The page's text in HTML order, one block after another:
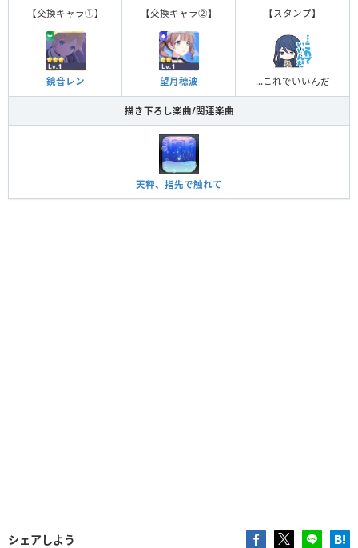
【交換キャラ①】
鏡音レン
【交換キャラ②】
望月穂波
【スタンプ】
…これでいいんだ
描き下ろし楽曲/関連楽曲
天秤、指先で触れて
シェアしよう